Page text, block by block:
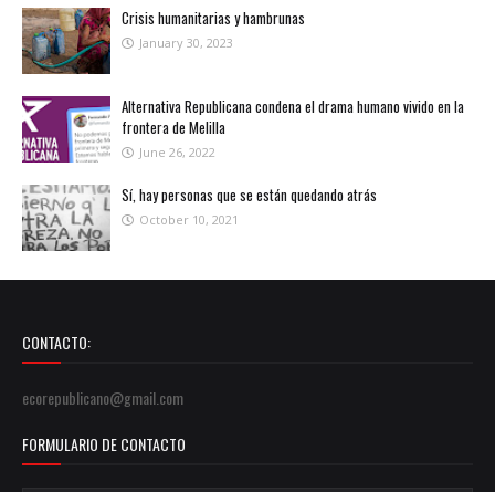
Crisis humanitarias y hambrunas
January 30, 2023
Alternativa Republicana condena el drama humano vivido en la
frontera de Melilla
June 26, 2022
Sí, hay personas que se están quedando atrás
October 10, 2021
CONTACTO:
ecorepublicano@gmail.com
FORMULARIO DE CONTACTO